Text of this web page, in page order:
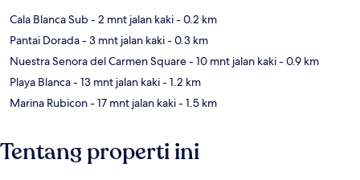
Cala Blanca Sub- 2 mnt jalan kaki- 0.2 km
Pantai Dorada- 3 mnt jalan kaki- 0.3 km
Nuestra Senora del Carmen Square- 10 mnt jalan kaki- 0.9 km
Playa Blanca- 13 mnt jalan kaki- 1.2 km
Marina Rubicon- 17 mnt jalan kaki- 1.5 km
Tentang properti ini